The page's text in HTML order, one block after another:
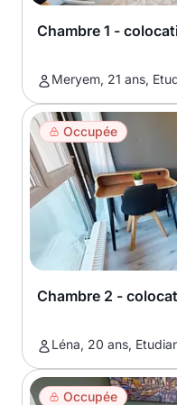
Chambre 1 -
Meryem, 21 ans,
Occupée
Chambre 2 -
Léna, 20 ans,
Occupée